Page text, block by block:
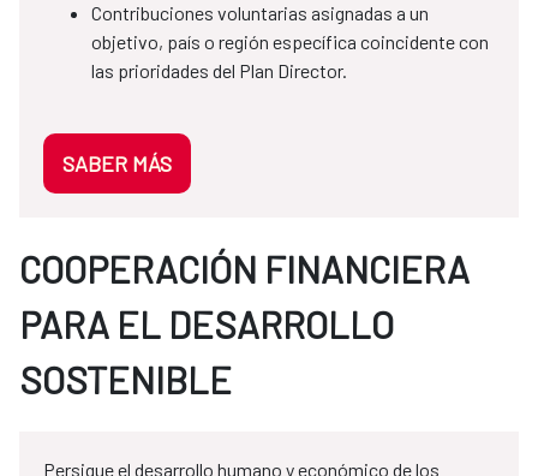
Contribuciones voluntarias asignadas a un
objetivo, país o región específica coincidente con
las prioridades del Plan Director.
SABER MÁS
COOPERACIÓN FINANCIERA
PARA EL DESARROLLO
SOSTENIBLE
Persigue el desarrollo humano y económico de los